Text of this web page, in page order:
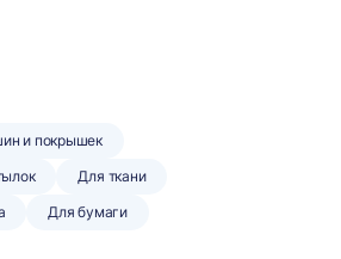
и покрышек
Для ткани
Для бумаги